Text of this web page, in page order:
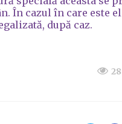
În cazul în care este
după caz.